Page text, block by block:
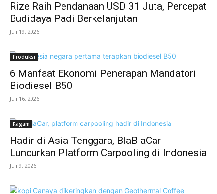
Rize Raih Pendanaan USD 31 Juta, Percepat
Budidaya Padi Berkelanjutan
Juli 19, 2026
Produksi
6 Manfaat Ekonomi Penerapan Mandatori
Biodiesel B50
Juli 16, 2026
Ragam
Hadir di Asia Tenggara, BlaBlaCar
Luncurkan Platform Carpooling di Indonesia
Juli 9, 2026